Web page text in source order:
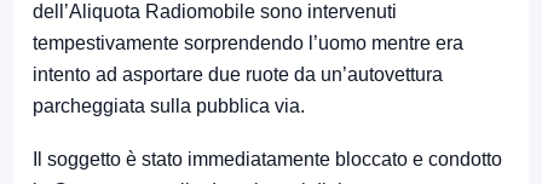
dell’Aliquota Radiomobile sono intervenuti
tempestivamente sorprendendo l’uomo mentre era
intento ad asportare due ruote da un’autovettura
parcheggiata sulla pubblica via.
Il soggetto è stato immediatamente bloccato e condotto